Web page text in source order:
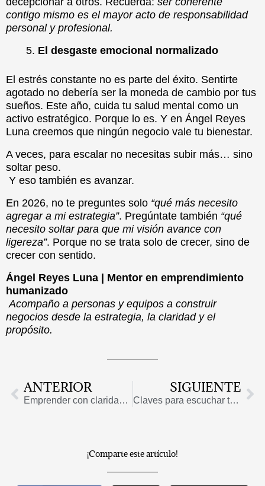
contigo mismo es el mayor acto de responsabilidad
personal y profesional.
El desgaste emocional normalizado
El estrés constante no es parte del éxito. Sentirte
agotado no debería ser la moneda de cambio por tus
sueños. Este año, cuida tu salud mental como un
activo estratégico. Porque lo es. Y en Ángel Reyes
Luna creemos que ningún negocio vale tu bienestar.
A veces, para escalar no necesitas subir más… sino
soltar peso.
Y eso también es avanzar.
En 2026, no te preguntes solo “qué más necesito
agregar a mi estrategia”. Pregúntate también “qué
necesito soltar para que mi visión avance con
ligereza”. Porque no se trata solo de crecer, sino de
crecer con sentido.
Ángel Reyes Luna | Mentor en emprendimiento
humanizado
Acompaño a personas y equipos a construir
negocios desde la estrategia, la claridad y el
propósito.
AntANTERIOR
Emprender con claridad en 2026: cuando la decisión interna es más poderosa que cualquier plan
SIGUIENTE
Claves para escuchar tu negocio como se escucha a una persona: una guía emocional para tomar mejores decisiones
¡Comparte este artículo!